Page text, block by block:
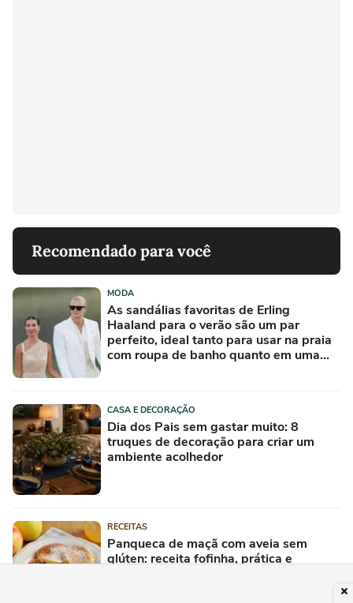
Recomendado para você
MODA
As sandálias favoritas de Erling
Haaland para o verão são um par
perfeito, ideal tanto para usar na praia
com roupa de banho quanto em uma
CASA E DECORAÇÃO
Dia dos Pais sem gastar muito: 8
truques de decoração para criar um
ambiente acolhedor
RECEITAS
Panqueca de maçã com aveia sem
glúten: receita fofinha, prática e